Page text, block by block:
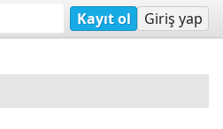
Kayıt ol Giriş yap